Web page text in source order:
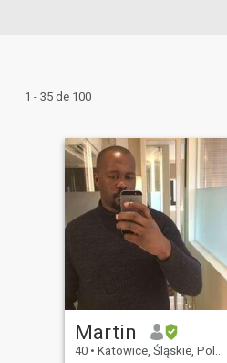
1 - 35 de 100
Martin
40 • Katowice, Śląskie, Polonia